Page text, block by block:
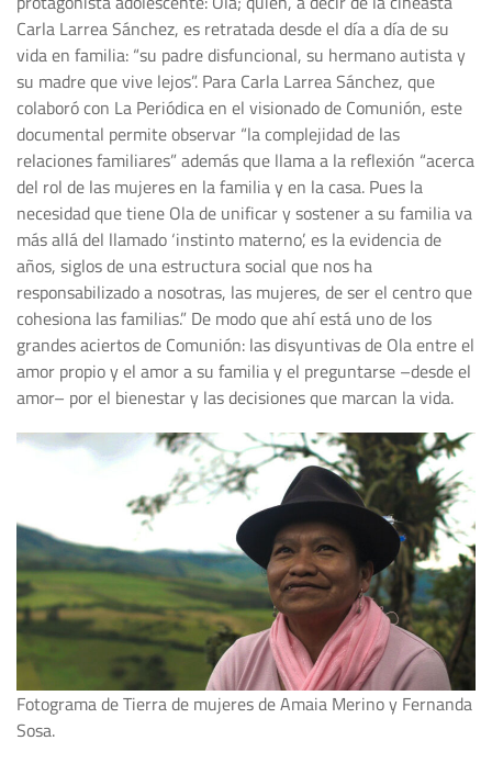
Carla Larrea Sánchez, es retratada desde el día a día de su
vida en familia: “su padre disfuncional, su hermano autista y
su madre que vive lejos”. Para Carla Larrea Sánchez, que
colaboró con La Periódica en el visionado de Comunión, este
documental permite observar “la complejidad de las
relaciones familiares” además que llama a la reflexión “acerca
del rol de las mujeres en la familia y en la casa. Pues la
necesidad que tiene Ola de unificar y sostener a su familia va
más allá del llamado ‘instinto materno’, es la evidencia de
años, siglos de una estructura social que nos ha
responsabilizado a nosotras, las mujeres, de ser el centro que
cohesiona las familias.” De modo que ahí está uno de los
grandes aciertos de Comunión: las disyuntivas de Ola entre el
amor propio y el amor a su familia y el preguntarse –desde el
amor– por el bienestar y las decisiones que marcan la vida.
Fotograma de Tierra de mujeres de Amaia Merino y Fernanda
Sosa.